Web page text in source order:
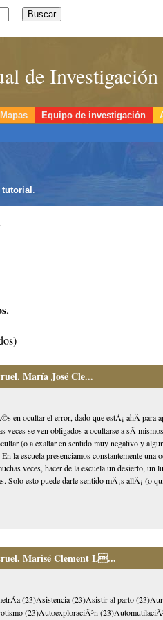
de
Mapas Equipo de investigación
.
María José Cle...
en ocultar el error, dado que estÃ¡ ahÃ­ para
veces se ven obligados a ocultarse a sÃ­
(o a exaltar en sentido muy negativo y
la escuela presenciamos constantemente
veces, hacer de la escuela un desierto, un
Solo esto puede darle sentido mÃ¡s allÃ¡ (o
Marisé Clement L...
(23)Asistencia (23)Asistir al parto
(23)AutoexploraciÃ³n